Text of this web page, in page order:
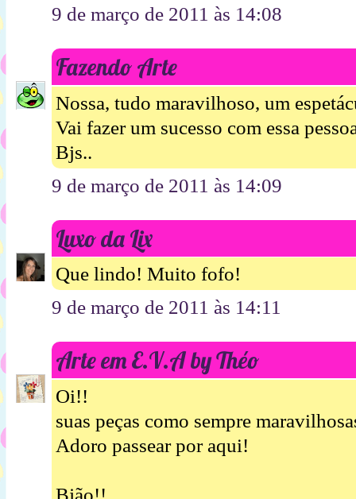
9 de março de 2011 às 14:08
Fazendo Arte
Nossa, tudo maravilhoso, um
Vai fazer um sucesso com essa
Bjs..
9 de março de 2011 às 14:09
Luxo da Lix
Que lindo! Muito fofo!
9 de março de 2011 às 14:11
Arte em E.V.A by Théo
Oi!!
suas peças como sempre
Adoro passear por aqui!
Bjão!!